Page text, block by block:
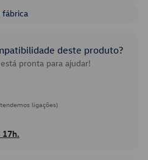
fábrica
deste produto?
pronta para ajudar!
ligações)
17h.